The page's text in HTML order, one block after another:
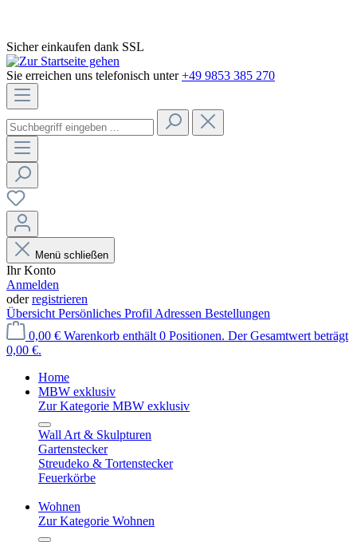
Sicher einkaufen dank SSL
Sie erreichen uns telefonisch unter +49 9853 385 270
Menü schließen
Ihr Konto
Anmelden
oderregistrieren
Übersicht Persönliches Profil Adressen Bestellungen
0,00 € Warenkorb enthält 0 Positionen. Der Gesamtwert beträgt
0,00 €.
Home
MBW exklusiv
Zur Kategorie MBW exklusiv
Wall Art & Skulpturen
Gartenstecker
Streudeko & Tortenstecker
Feuerkörbe
Wohnen
Zur Kategorie Wohnen